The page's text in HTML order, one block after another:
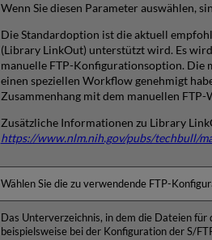
Wenn Sie diesen Parameter auswählen,
Die Standardoption ist die aktuell
(Library LinkOut) unterstützt wird. Es
manuelle FTP-Konfigurationsoption. Die
einen speziellen Workflow genehmigt
Zusammenhang mit dem manuellen
Zusätzliche Informationen zu Library
https://www.nlm.nih.gov/pubs/techbull/
Wählen Sie die zu verwendende FTP-
Das Unterverzeichnis, in dem die Dateien
beispielsweise bei der Konfiguration der S/